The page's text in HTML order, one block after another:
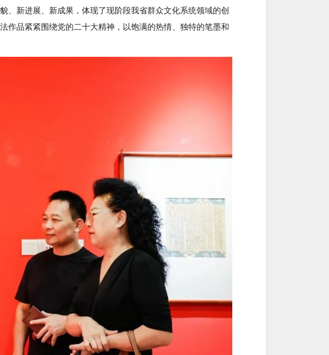
、新进展、新成果，体现了现阶段我省群众文化系统领域的创
作品紧紧围绕党的二十大精神，以饱满的热情、独特的笔墨和